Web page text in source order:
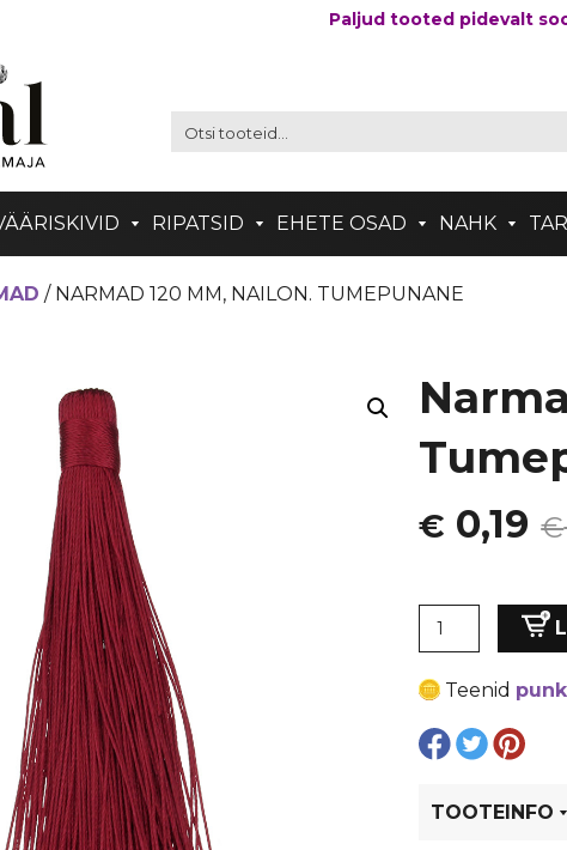
Paljud tooted pidevalt
RIPATSID EHETE OSAD NAHK
/ NARMAD 120 MM, NAILON. TUMEPUNANE
€
Algne
oli:
€ 0,25.
€ 0,19
Current
is:
€ 0,19.
Narmad
nailon.
Tumepunane
kogus
Teenid
TOOTEINFO